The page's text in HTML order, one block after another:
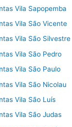
Vila Sapopemba
Vila São Vicente
Vila São Silvestre
Vila São Pedro
Vila São Paulo
Vila São Nicolau
Vila São Luís
Vila São Judas